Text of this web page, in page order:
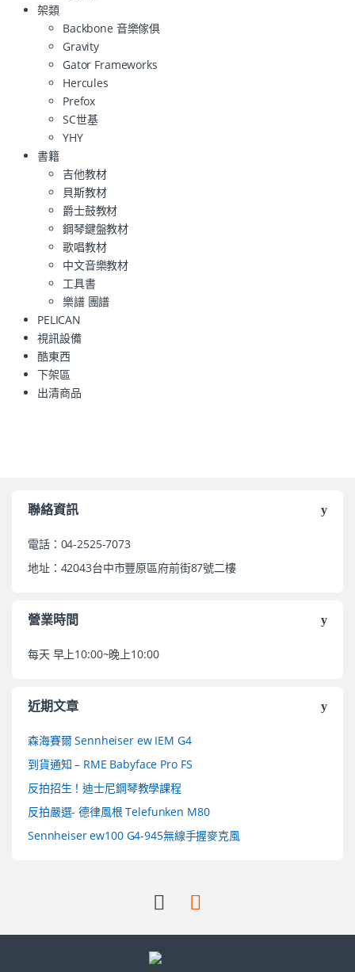
架類
Backbone 音樂傢俱
Gravity
Gator Frameworks
Hercules
Prefox
SC世基
YHY
書籍
吉他教材
貝斯教材
爵士鼓教材
鋼琴鍵盤教材
歌唱教材
中文音樂教材
工具書
樂譜 團譜
PELICAN
視訊設備
酷東西
下架區
出清商品
聯絡資訊
電話：04-2525-7073
地址：42043台中市豐原區府前街87號二樓
營業時間
每天 早上10:00~晚上10:00
近期文章
森海賽爾 Sennheiser ew IEM G4
到貨通知 – RME Babyface Pro FS
反拍招生！迪士尼鋼琴教學課程
反拍嚴選- 德律風根 Telefunken M80
Sennheiser ew100 G4-945無線手握麥克風